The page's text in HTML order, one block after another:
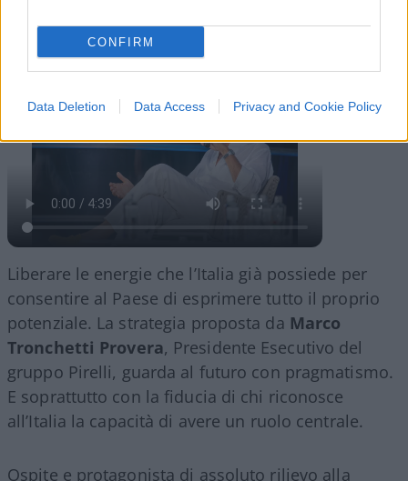
CONFIRM
Data Deletion Data Access Privacy and Cookie Policy
diMarco Leardi
6 Agosto 2026, 18:30
Liberare le energie che l’Italia già possiede per
consentire al Paese di esprimere tutto il proprio
potenziale. La strategia proposta da Marco
Tronchetti Provera, Presidente Esecutivo del
gruppo Pirelli, guarda al futuro con pragmatismo.
E soprattutto con la fiducia di chi riconosce
all’Italia la capacità di avere un ruolo centrale.
Ospite e protagonista di assoluto rilievo alla